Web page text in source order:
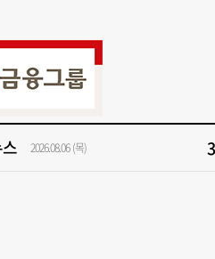
2026.08.06 (목) 5